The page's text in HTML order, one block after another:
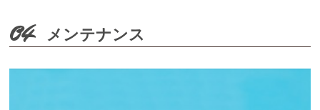
04 メンテナンス